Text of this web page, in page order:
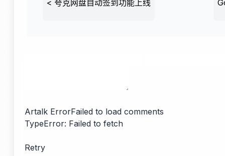
< 夸克网盘自动签到功能上线
Artalk ErrorFailed to load comments
TypeError: Failed to fetch
Retry